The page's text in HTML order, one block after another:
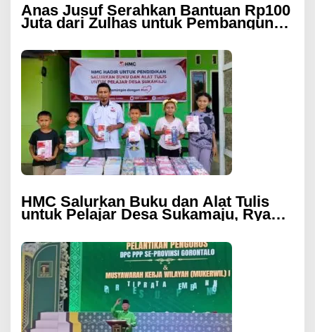
Anas Jusuf Serahkan Bantuan Rp100
Juta dari Zulhas untuk Pembangunan
HMC Salurkan Buku dan Alat Tulis
untuk Pelajar Desa Sukamaju, Ryan
Depan